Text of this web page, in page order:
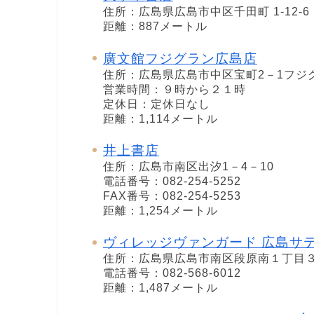
住所：広島県広島市中区千田町 1-12-6
距離：887メートル
廣文館フジグラン広島店
住所：広島県広島市中区宝町2－1フジ
営業時間：９時から２１時
定休日：定休日なし
距離：1,114メートル
井上書店
住所：広島市南区出汐1－4－10
電話番号：082-254-5252
FAX番号：082-254-5253
距離：1,254メートル
ヴィレッジヴァンガード 広島サ
住所：広島県広島市南区段原南１丁目
電話番号：082-568-6012
距離：1,487メートル